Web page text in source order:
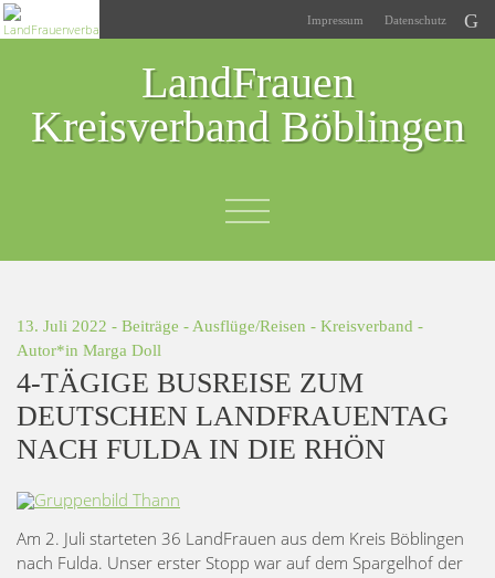
Impressum Datenschutz
LandFrauen
Kreisverband Böblingen
13. Juli 2022 - Beiträge - Ausflüge/Reisen - Kreisverband -
Autor*in Marga Doll
4-TÄGIGE BUSREISE ZUM
DEUTSCHEN LANDFRAUENTAG
NACH FULDA IN DIE RHÖN
Am 2. Juli starteten 36 LandFrauen aus dem Kreis Böblingen
nach Fulda. Unser erster Stopp war auf dem Spargelhof der